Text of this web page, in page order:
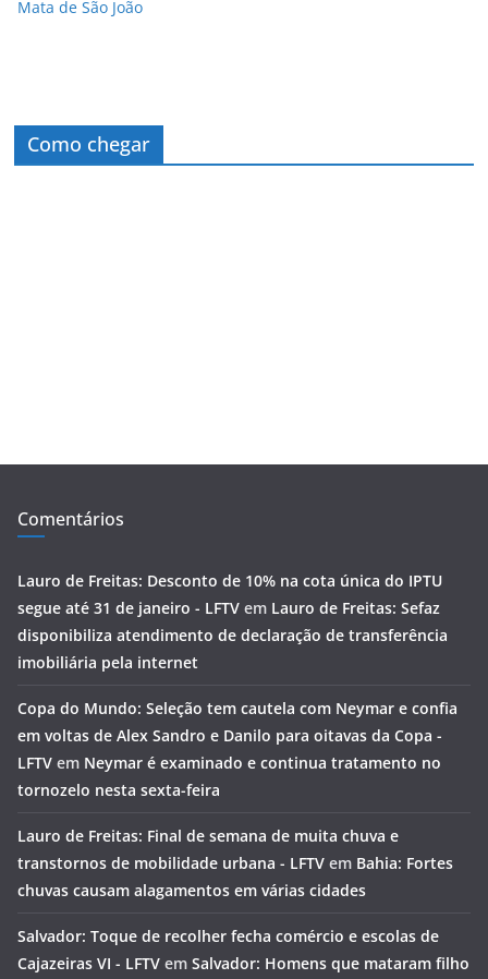
Mata de São João
Como chegar
Comentários
Lauro de Freitas: Desconto de 10% na cota única do IPTU
segue até 31 de janeiro - LFTV em Lauro de Freitas: Sefaz
disponibiliza atendimento de declaração de transferência
imobiliária pela internet
Copa do Mundo: Seleção tem cautela com Neymar e confia
em voltas de Alex Sandro e Danilo para oitavas da Copa -
LFTV em Neymar é examinado e continua tratamento no
tornozelo nesta sexta-feira
Lauro de Freitas: Final de semana de muita chuva e
transtornos de mobilidade urbana - LFTV em Bahia: Fortes
chuvas causam alagamentos em várias cidades
Salvador: Toque de recolher fecha comércio e escolas de
Cajazeiras VI - LFTV em Salvador: Homens que mataram filho